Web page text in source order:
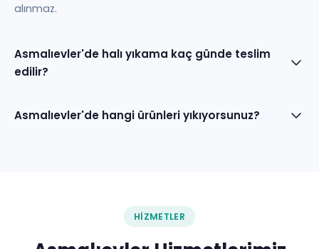
alınmaz.
Asmalıevler'de halı yıkama kaç günde teslim
edilir?
Asmalıevler'de hangi ürünleri yıkıyorsunuz?
HIZMETLER